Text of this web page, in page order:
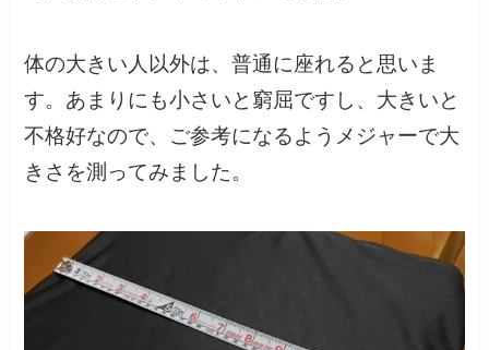
体の大きい人以外は、普通に座れると思いま
す。あまりにも小さいと窮屈ですし、大きいと
不格好なので、ご参考になるようメジャーで大
きさを測ってみました。